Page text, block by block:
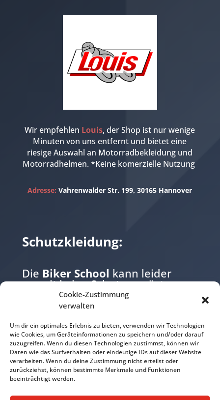
Cookie-Zustimmung
verwalten
Um dir ein optimales Erlebnis zu bieten, verwenden wir Technologien
wie Cookies, um Geräteinformationen zu speichern und/oder darauf
zuzugreifen. Wenn du diesen Technologien zustimmst, können wir
Daten wie das Surfverhalten oder eindeutige IDs auf dieser Website
verarbeiten. Wenn du deine Zustimmung nicht erteilst oder
zurückziehst, können bestimmte Merkmale und Funktionen
beeinträchtigt werden.
Wir empfehlen Louis, der Shop ist nur wenige
Minuten von uns entfernt und bietet eine
riesige Auswahl an Motorradbekleidung und
Motorradhelmen. *Keine komerzielle Nutzung
Adresse:Vahrenwalder Str. 199, 30165 Hannover
Schutzkleidung:
Die Biker School kann leider
zurzeit keine Schutzausrüstung
zur verfügung stellen.
Bitte bringen Sie daher Ihre
eigene Schutzausrüstung mit.
•Helm
•Motorradjacke mit Protectoren
•Motorradhose mit Protectoren